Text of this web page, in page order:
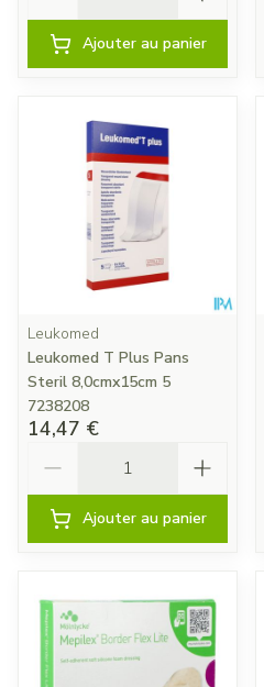
Ajouter au panier
Leukomed
Leukomed T Plus Pans
Steril 8,0cmx15cm 5
7238208
14,47 €
Ajouter au panier